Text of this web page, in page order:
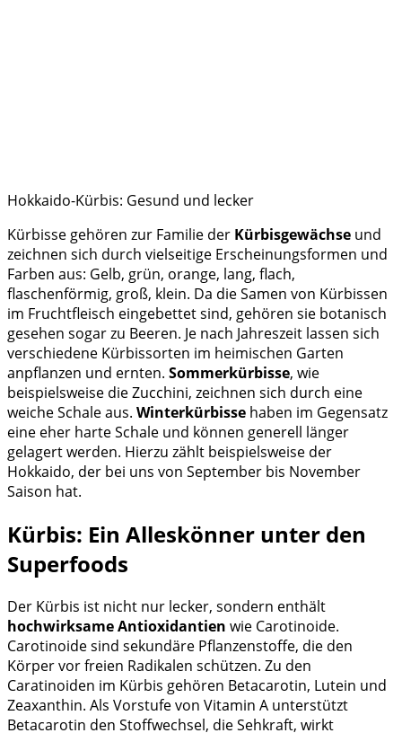
Hokkaido-Kürbis: Gesund und lecker
Kürbisse gehören zur Familie der Kürbisgewächse und
zeichnen sich durch vielseitige Erscheinungsformen und
Farben aus: Gelb, grün, orange, lang, flach,
flaschenförmig, groß, klein. Da die Samen von Kürbissen
im Fruchtfleisch eingebettet sind, gehören sie botanisch
gesehen sogar zu Beeren. Je nach Jahreszeit lassen sich
verschiedene Kürbissorten im heimischen Garten
anpflanzen und ernten. Sommerkürbisse, wie
beispielsweise die Zucchini, zeichnen sich durch eine
weiche Schale aus. Winterkürbisse haben im Gegensatz
eine eher harte Schale und können generell länger
gelagert werden. Hierzu zählt beispielsweise der
Hokkaido, der bei uns von September bis November
Saison hat.
Kürbis: Ein Alleskönner unter den
Superfoods
Der Kürbis ist nicht nur lecker, sondern enthält
hochwirksame Antioxidantien wie Carotinoide.
Carotinoide sind sekundäre Pflanzenstoffe, die den
Körper vor freien Radikalen schützen. Zu den
Caratinoiden im Kürbis gehören Betacarotin, Lutein und
Zeaxanthin. Als Vorstufe von Vitamin A unterstützt
Betacarotin den Stoffwechsel, die Sehkraft, wirkt